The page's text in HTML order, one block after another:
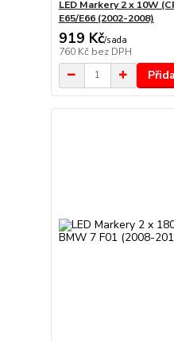
LED Markery 2 x 10W
E65/E66 (2002-2008)
919 Kč/sada
760 Kč bez DPH